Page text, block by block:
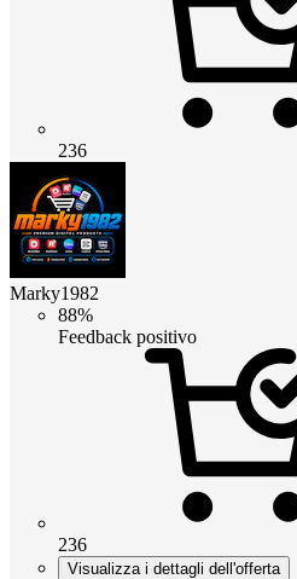
236
Marky1982
88%
Feedback positivo
236
Visualizza i dettagli dell'offerta